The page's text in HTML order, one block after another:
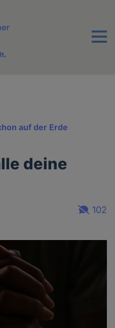
Menu
auf der Erde
deine
102